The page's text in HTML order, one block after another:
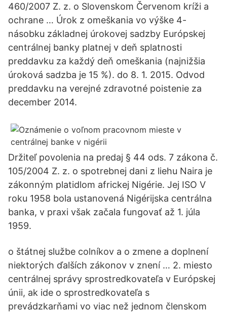
460/2007 Z. z. o Slovenskom Červenom kríži a
ochrane … Úrok z omeškania vo výške 4-
násobku základnej úrokovej sadzby Európskej
centrálnej banky platnej v deň splatnosti
preddavku za každý deň omeškania (najnižšia
úroková sadzba je 15 %). do 8. 1. 2015. Odvod
preddavku na verejné zdravotné poistenie za
december 2014.
Držiteľ povolenia na predaj § 44 ods. 7 zákona č.
105/2004 Z. z. o spotrebnej dani z liehu Naira je
zákonným platidlom africkej Nigérie. Jej ISO V
roku 1958 bola ustanovená Nigérijska centrálna
banka, v praxi však začala fungovať až 1. júla
1959.
o štátnej službe colníkov a o zmene a doplnení
niektorých ďalších zákonov v znení … 2. miesto
centrálnej správy sprostredkovateľa v Európskej
únii, ak ide o sprostredkovateľa s
prevádzkarňami vo viac než jednom členskom